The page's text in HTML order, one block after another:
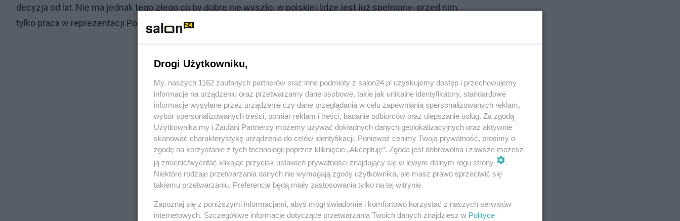
decyzja od lat. Nie ma jednak tego złego co by dobre nie wyszło: w polskiej lidze jest już spełniony- przed nim
tylko praca w reprezentacji Polski.
Reklama
Drogi Użytkowniku,
My, naszych 1162 zaufanych partnerów oraz inne podmioty z salon24.pl uzyskujemy dostęp i przechowujemy
informacje na urządzeniu oraz przetwarzamy dane osobowe, takie jak unikalne identyfikatory, standardowe
informacje wysyłane przez urządzenie czy dane przeglądania w celu zapewniania spersonalizowanych reklam,
wybór spersonalizowanych treści, pomiar reklam i treści, badanie odbiorców oraz ulepszanie usług. Za zgodą
Użytkownika my i Zaufani Partnerzy możemy używać dokładnych danych geolokalizacyjnych oraz aktywnie
skanować charakterystykę urządzenia do celów identyfikacji. Ponieważ cenimy Twoją prywatność, prosimy o
zgodę na korzystanie z tych technologii poprzez kliknięcie „Akceptuję”. Zgoda jest dobrowolna i zawsze możesz
ją zmienić/wycofać klikając przycisk ustawień prywatności znajdujący się w lewym dolnym rogu strony
.
Niektóre rodzaje przetwarzania danych nie wymagają zgody użytkownika, ale masz prawo sprzeciwić się
takiemu przetwarzaniu. Preferencje będą miały zastosowania tylko na tej witrynie.
Zapoznaj się z poniższymi informacjami, abyś mógł świadomie i komfortowo korzystać z naszych serwisów
internetowych. Szczegółowe informacje dotyczące przetwarzania Twoich danych znajdziesz w Polityce